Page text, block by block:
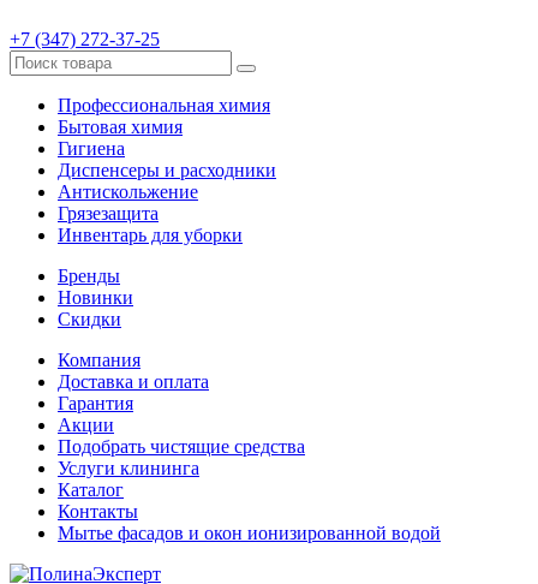
+7 (347) 272-37-25
Профессиональная химия
Бытовая химия
Гигиена
Диспенсеры и расходники
Антискольжение
Грязезащита
Инвентарь для уборки
Бренды
Новинки
Скидки
Компания
Доставка и оплата
Гарантия
Акции
Подобрать чистящие средства
Услуги клининга
Каталог
Контакты
Мытье фасадов и окон ионизированной водой